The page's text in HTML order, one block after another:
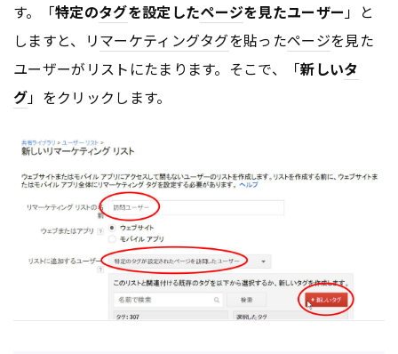
す。「特定のタグを設定したページを見たユーザー」と
しますと、リマーケティングタグを貼ったページを見た
ユーザーがリストにたまります。そこで、「新しいタ
グ」をクリックします。